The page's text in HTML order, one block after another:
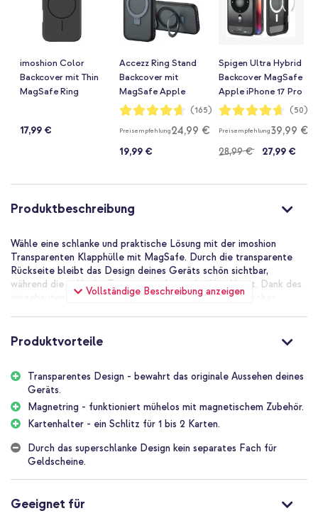
imoshion Color
Backcover mit Thin
MagSafe Ring
17,99 €
Accezz Ring Stand
Backcover mit
MagSafe Apple
iPhone 17 Pro -
Bewertung:
93%
(165)
Preisempfehlung24,99 €
19,99 €
Spigen Ultra Hybrid
Backcover MagSafe
Apple iPhone 17 Pro
- Classic Black
Bewertung:
93%
(50)
Preisempfehlung39,99 €
28,99 € 27,99 €
Produktbeschreibung
Vollständige Beschreibung anzeigen
Wähle eine schlanke und praktische Lösung mit der imoshion
Transparenten Klapphülle mit MagSafe. Durch die transparente
Rückseite bleibt das Design deines Geräts schön sichtbar,
während die schlanke Form angenehm in der Hand liegt. Dank des
eingebauten Magnetringes kannst du mühelos magnetisches
Hand.
Transparenten Klapphülle mit
MagSafe
Transparentes und schlankes Design: behält das Aussehen
deines Geräts bei
Wallet-Funktion: Platz für 1 bis 2 Karten
Produktvorteile
Transparentes Design - bewahrt das originale Aussehen deines
Geräts.
Magnetring - funktioniert mühelos mit magnetischem Zubehör.
Kartenhalter - ein Schlitz für 1 bis 2 Karten.
Durch das superschlanke Design kein separates Fach für
Geldscheine.
Geeignet für